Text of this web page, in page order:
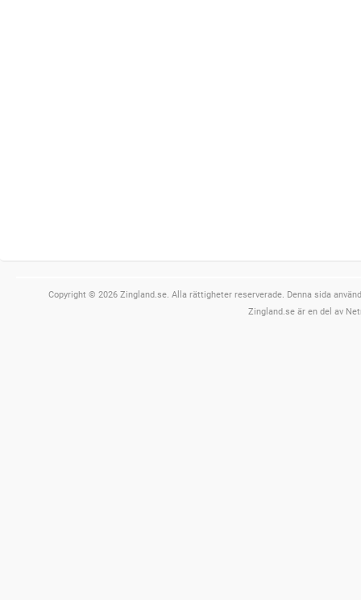
Copyright © 2026 Zingland.se. Alla rättigheter reserverade. Denna sida
Zingland.se är en del av